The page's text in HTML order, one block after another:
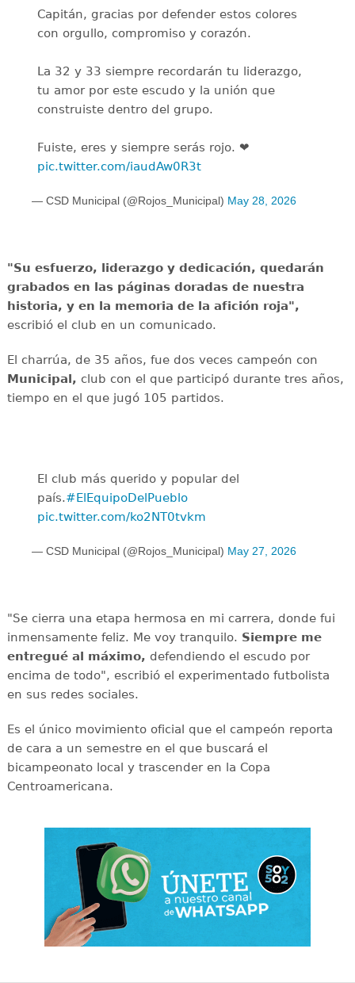
Capitán, gracias por defender estos colores
con orgullo, compromiso y corazón.
La 32 y 33 siempre recordarán tu liderazgo,
tu amor por este escudo y la unión que
construiste dentro del grupo.
Fuiste, eres y siempre serás rojo. ❤️
pic.twitter.com/iaudAw0R3t
— CSD Municipal (@Rojos_Municipal) May 28, 2026
"Su esfuerzo, liderazgo y dedicación, quedarán
grabados en las páginas doradas de nuestra
historia, y en la memoria de la afición roja",
escribió el club en un comunicado.
El charrúa, de 35 años, fue dos veces campeón con
Municipal, club con el que participó durante tres años,
tiempo en el que jugó 105 partidos.
El club más querido y popular del
país.#ElEquipoDelPueblo
pic.twitter.com/ko2NT0tvkm
— CSD Municipal (@Rojos_Municipal) May 27, 2026
"Se cierra una etapa hermosa en mi carrera, donde fui
inmensamente feliz. Me voy tranquilo. Siempre me
entregué al máximo, defendiendo el escudo por
encima de todo", escribió el experimentado futbolista
en sus redes sociales.
Es el único movimiento oficial que el campeón reporta
de cara a un semestre en el que buscará el
bicampeonato local y trascender en la Copa
Centroamericana.